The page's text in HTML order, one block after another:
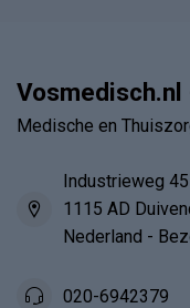
Vosmedisch.nl
Medische en
Industrieweg 45
1115 AD
Nederland -
020-6942379